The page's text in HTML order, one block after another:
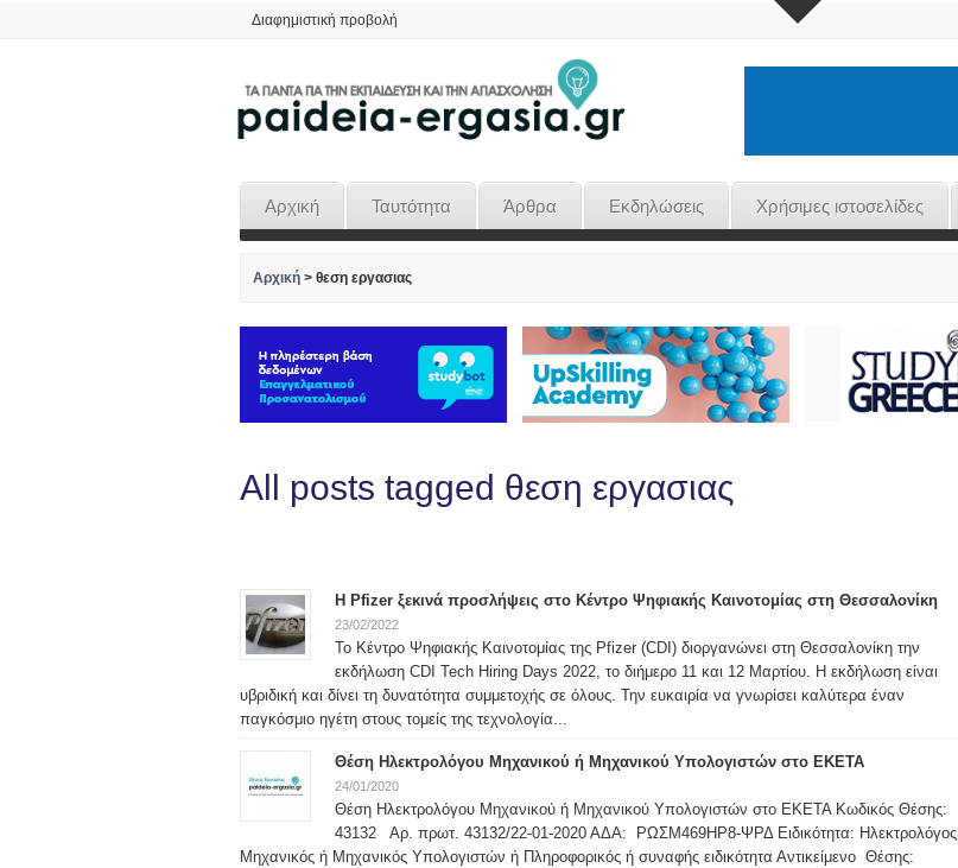
Διαφημιστική προβολή
Αρχική Ταυτότητα Άρθρα Εκδηλώσεις Χρήσιμες ιστοσελίδες
Αρχική > θεση εργασιας
All posts tagged θεση εργασιας
ΕΚΔΗΛΩΣΗΣ
ΕΝΔΙΑΦΕΡΟΝΤΟΣ ΓΙΑ
ΥΠΟΒΟΛΗ ΑΙΤΗ...
Το Πανεπιστήμιο Κρήτης αναζητά Σύμβουλο
Ειδικός Λογαριασμός Κονδυλίων Έρευνας του
Πανεπιστημίου Κρήτης (ΕΛΚΕΠΚ), αφού έλαβε
υπόψη 1. Τις διατάξεις του Ν.4957/2022,
Η Pfizer ξεκινά προσλήψεις στο Κέντρο Ψηφιακής Καινοτομίας στη Θεσσαλονίκη
23/02/2022
Το Κέντρο Ψηφιακής Καινοτομίας της Pfizer (CDI) διοργανώνει στη Θεσσαλονίκη την
εκδήλωση CDI Tech Hiring Days 2022, το διήμερο 11 και 12 Μαρτίου. Η εκδήλωση είναι
υβριδική και δίνει τη δυνατότητα συμμετοχής σε όλους. Την ευκαιρία να γνωρίσει καλύτερα έναν
παγκόσμιο ηγέτη στους τομείς της τεχνολογία...
Θέση Ηλεκτρολόγου Μηχανικού ή Μηχανικού Υπολογιστών στο ΕΚΕΤΑ
24/01/2020
Θέση Ηλεκτρολόγου Μηχανικού ή Μηχανικού Υπολογιστών στο ΕΚΕΤΑ Κωδικός Θέσης:
43132 Αρ. πρωτ. 43132/22-01-2020 ΑΔΑ: ΡΩΣΜ469ΗΡ8-ΨΡΔ Ειδικότητα: Ηλεκτρολόγος
Μηχανικός ή Μηχανικός Υπολογιστών ή Πληροφορικός ή συναφής ειδικότητα Αντικείμενο Θέσης: